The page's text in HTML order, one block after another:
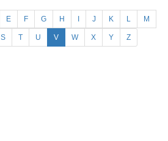
E F G H J K L M
S T U V W X Y Z